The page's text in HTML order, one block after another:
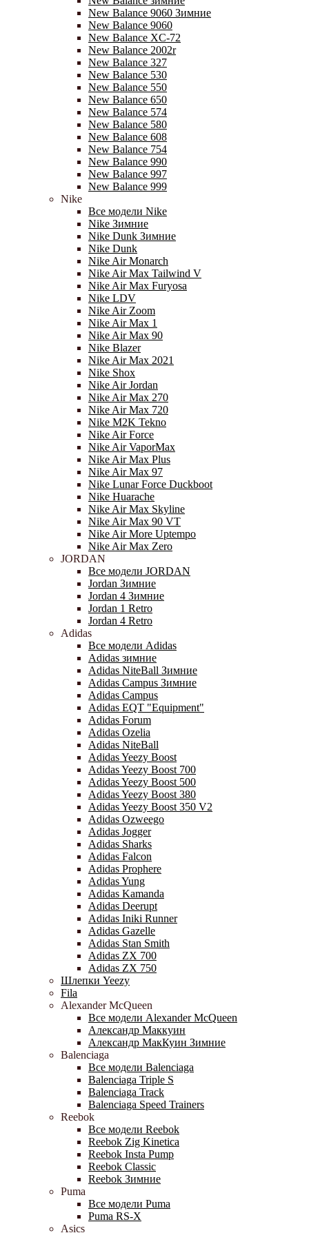
New Balance 9060 Зимние
New Balance 9060
New Balance XC-72
New Balance 2002r
New Balance 327
New Balance 530
New Balance 550
New Balance 650
New Balance 574
New Balance 580
New Balance 608
New Balance 754
New Balance 990
New Balance 997
New Balance 999
Nike
Все модели Nike
Nike Зимние
Nike Dunk Зимние
Nike Dunk
Nike Air Monarch
Nike Air Max Tailwind V
Nike Air Max Furyosa
Nike LDV
Nike Air Zoom
Nike Air Max 1
Nike Air Max 90
Nike Blazer
Nike Air Max 2021
Nike Shox
Nike Air Jordan
Nike Air Max 270
Nike Air Max 720
Nike M2K Tekno
Nike Air Force
Nike Air VaporMax
Nike Air Max Plus
Nike Air Max 97
Nike Lunar Force Duckboot
Nike Huarache
Nike Air Max Skyline
Nike Air Max 90 VT
Nike Air More Uptempo
Nike Air Max Zero
JORDAN
Все модели JORDAN
Jordan Зимние
Jordan 4 Зимние
Jordan 1 Retro
Jordan 4 Retro
Adidas
Все модели Adidas
Adidas зимние
Adidas NiteBall Зимние
Adidas Campus Зимние
Adidas Campus
Adidas EQT "Equipment"
Adidas Forum
Adidas Ozelia
Adidas NiteBall
Adidas Yeezy Boost
Adidas Yeezy Boost 700
Adidas Yeezy Boost 500
Adidas Yeezy Boost 380
Adidas Yeezy Boost 350 V2
Adidas Ozweego
Adidas Jogger
Adidas Sharks
Adidas Falcon
Adidas Prophere
Adidas Yung
Adidas Kamanda
Adidas Deerupt
Adidas Iniki Runner
Adidas Gazelle
Adidas Stan Smith
Adidas ZX 700
Adidas ZX 750
Шлепки Yeezy
Fila
Alexander McQueen
Все модели Alexander McQueen
Александр Маккуин
Александр МакКуин Зимние
Balenciaga
Все модели Balenciaga
Balenciaga Triple S
Balenciaga Track
Balenciaga Speed Trainers
Reebok
Все модели Reebok
Reebok Zig Kinetica
Reebok Insta Pump
Reebok Classic
Reebok Зимние
Puma
Все модели Puma
Puma RS-X
Asics